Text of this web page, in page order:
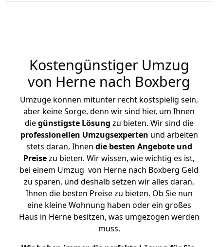
Kostengünstiger Umzug
von Herne nach Boxberg
Umzüge können mitunter recht kostspielig sein,
aber keine Sorge, denn wir sind hier, um Ihnen
diegünstigste Lösung zu bieten. Wir sind die
professionellen Umzugsexperten und arbeiten
stets daran, Ihnen die besten Angebote und
Preisezu bieten. Wir wissen, wie wichtig es ist,
bei einem Umzug von Herne nach Boxberg Geld
zu sparen, und deshalb setzen wir alles daran,
Ihnen die besten Preise zu bieten. Ob Sie nun
eine kleine Wohnung haben oder ein großes
Haus in Herne besitzen, was umgezogen werden
muss.